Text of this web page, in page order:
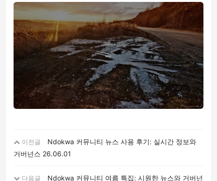
이전글
Ndokwa 커뮤니티 뉴스 사용 후기: 실시간 정보와
거버넌스 26.06.01
다음글
Ndokwa 커뮤니티 여름 특집: 시원한 뉴스와 거버넌